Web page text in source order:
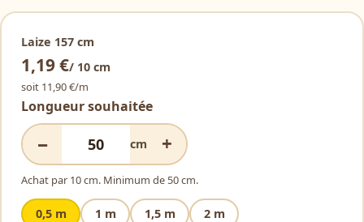
Laize 157 cm
1,19 €/ 10 cm
soit 11,90 €/m
Longueur souhaitée
− cm +
Achat par 10 cm. Minimum de 50 cm.
0,5 m 1 m 1,5 m 2 m
Alternative: